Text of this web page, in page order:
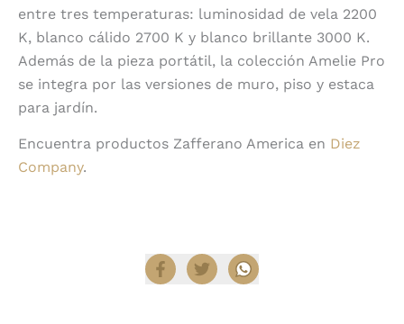
entre tres temperaturas: luminosidad de vela 2200
K, blanco cálido 2700 K y blanco brillante 3000 K.
Además de la pieza portátil, la colección Amelie Pro
se integra por las versiones de muro, piso y estaca
para jardín.
Encuentra productos Zafferano America en Diez
Company.